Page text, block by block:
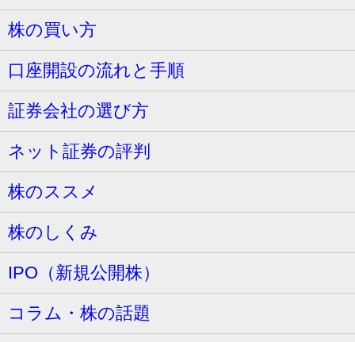
株の買い方
口座開設の流れと手順
証券会社の選び方
ネット証券の評判
株のススメ
株のしくみ
IPO（新規公開株）
コラム・株の話題